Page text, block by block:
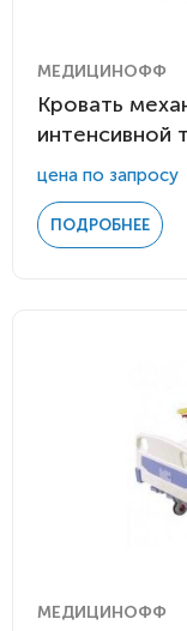
МЕДИЦИНОФФ
Кровать
интенсивной
цена по запросу
ПОДРОБНЕЕ
МЕДИЦИНОФФ